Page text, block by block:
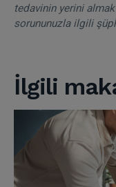
tedavinin yerini
sorununuzla ilgili
İlgili